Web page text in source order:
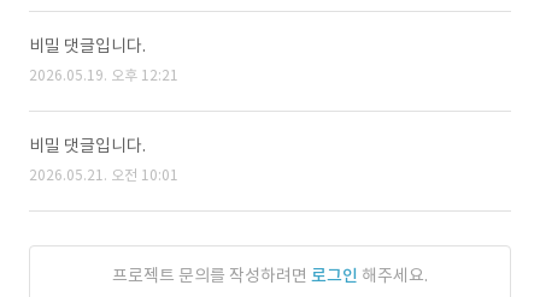
비밀 댓글입니다.
2026.05.19. 오후 12:21
비밀 댓글입니다.
2026.05.21. 오전 10:01
프로젝트 문의를 작성하려면 로그인 해주세요.